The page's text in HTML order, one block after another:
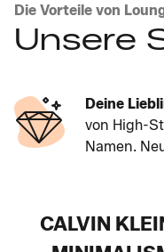
Die Vorteile von
Unsere
Deine
von High-
Namen.
CALVIN